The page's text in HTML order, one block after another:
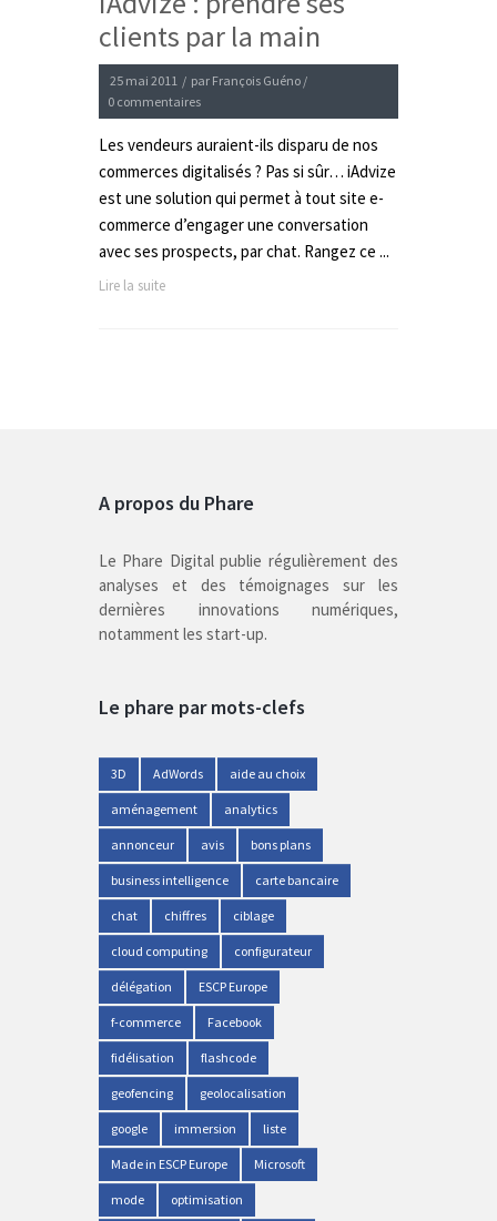
clients par la main
25 mai 2011 / par François Guéno /
0 commentaires
Les vendeurs auraient-ils disparu de nos
commerces digitalisés ? Pas si sûr… iAdvize
est une solution qui permet à tout site e-
commerce d’engager une conversation
avec ses prospects, par chat. Rangez ce ...
Lire la suite
A propos du Phare
Le Phare Digital publie régulièrement des
analyses et des témoignages sur les
dernières innovations numériques,
notamment les start-up.
Le phare par mots-clefs
3D AdWords aide au choix
aménagement analytics
annonceur avis bons plans
business intelligence carte bancaire
chat chiffres ciblage
cloud computing configurateur
délégation ESCP Europe
f-commerce Facebook
fidélisation flashcode
geofencing geolocalisation
google immersion liste
Made in ESCP Europe Microsoft
mode optimisation